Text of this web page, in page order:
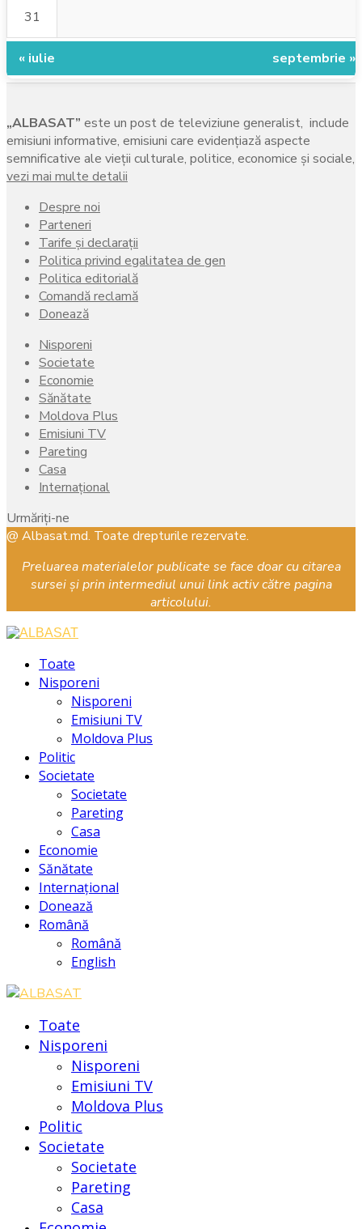
31
« iulie septembrie »
„ALBASAT” este un post de televiziune generalist, include
emisiuni informative, emisiuni care evidenţiază aspecte
semnificative ale vieţii culturale, politice, economice şi sociale,
vezi mai multe detalii
Despre noi
Parteneri
Tarife și declarații
Politica privind egalitatea de gen
Politica editorială
Comandă reclamă
Donează
Nisporeni
Societate
Economie
Sănătate
Moldova Plus
Emisiuni TV
Pareting
Casa
Internațional
Urmăriți-ne
Facebook
Instagram
Youtube
@ Albasat.md. Toate drepturile rezervate.
Preluarea materialelor publicate se face doar cu citarea
sursei și prin intermediul unui link activ către pagina
articolului.
Toate
Nisporeni
Nisporeni
Emisiuni TV
Moldova Plus
Politic
Societate
Societate
Pareting
Casa
Economie
Sănătate
Internațional
Donează
Română
Română
English
Toate
Nisporeni
Nisporeni
Emisiuni TV
Moldova Plus
Politic
Societate
Societate
Pareting
Casa